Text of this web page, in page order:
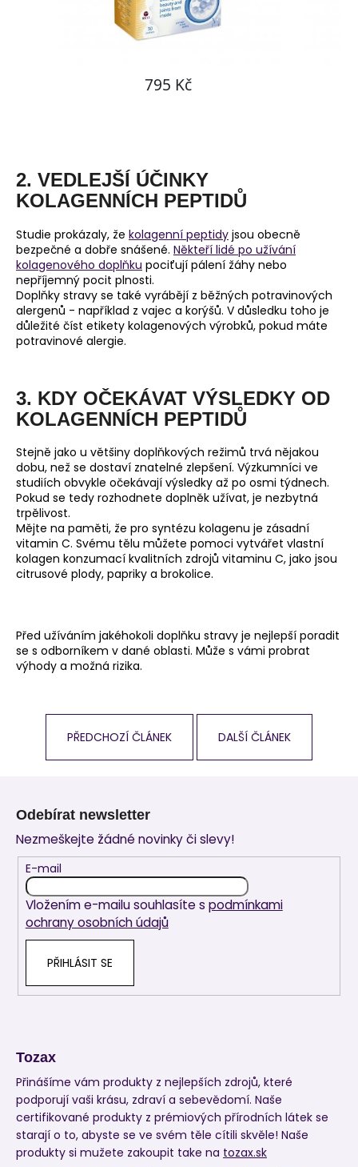
2. VEDLEJŠÍ ÚČINKY
KOLAGENNÍCH PEPTIDŮ
Studie prokázaly, že kolagenní peptidy jsou obecně
bezpečné a dobře snášené. Někteří lidé po užívání
kolagenového doplňku pociťují pálení žáhy nebo
nepříjemný pocit plnosti.
Doplňky stravy se také vyrábějí z běžných potravinových
alergenů - například z vajec a korýšů. V důsledku toho je
důležité číst etikety kolagenových výrobků, pokud máte
potravinové alergie.
3. KDY OČEKÁVAT VÝSLEDKY OD
KOLAGENNÍCH PEPTIDŮ
Stejně jako u většiny doplňkových režimů trvá nějakou
dobu, než se dostaví znatelné zlepšení. Výzkumníci ve
studiích obvykle očekávají výsledky až po osmi týdnech.
Pokud se tedy rozhodnete doplněk užívat, je nezbytná
trpělivost.
Mějte na paměti, že pro syntézu kolagenu je zásadní
vitamin C. Svému tělu můžete pomoci vytvářet vlastní
kolagen konzumací kvalitních zdrojů vitaminu C, jako jsou
citrusové plody, papriky a brokolice.
Před užíváním jakéhokoli doplňku stravy je nejlepší poradit
se s odborníkem v dané oblasti. Může s vámi probrat
výhody a možná rizika.
PŘEDCHOZÍ ČLÁNEK DALŠÍ ČLÁNEK
Odebírat newsletter
Nezmeškejte žádné novinky či slevy!
E-mail
Vložením e-mailu souhlasíte s podmínkami
ochrany osobních údajů
PŘIHLÁSIT SE
Tozax
Přinášíme vám produkty z nejlepších zdrojů, které
podporují vaši krásu, zdraví a sebevědomí. Naše
certifikované produkty z prémiových přírodních látek se
starají o to, abyste se ve svém těle cítili skvěle! Naše
produkty si mužete zakoupit take na tozax.sk